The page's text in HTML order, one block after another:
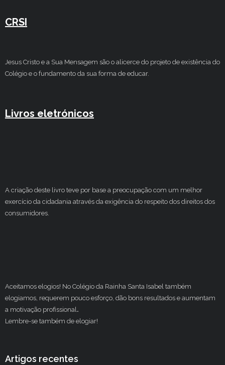
CRSI
Jesus Cristo e a Sua Mensagem são o alicerce do projeto de existência do
Colégio e o fundamento da sua forma de educar.
Livros eletrónicos
A criação deste livro teve por base a preocupação com um melhor
exercício da cidadania através da exigência do respeito dos direitos dos
consumidores.
Aceitamos elogios! No Colégio da Rainha Santa Isabel também
elogiamos, requerem pouco esforço, dão bons resultados e aumentam
a motivação profissional.
Lembre-se também de elogiar!
Artigos recentes